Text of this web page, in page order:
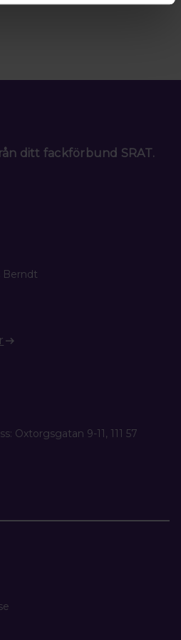
ditt fackförbund SRAT.
Berndt
Oxtorgsgatan 9-11, 111 57